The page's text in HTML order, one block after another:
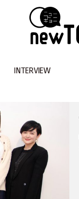
INTERVIEW